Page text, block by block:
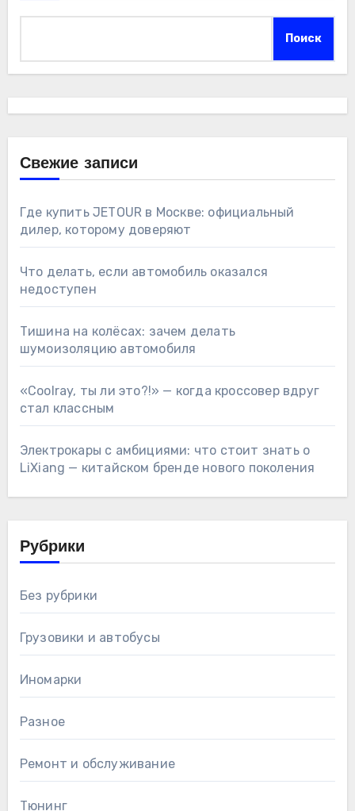
Поиск
Свежие записи
Где купить JETOUR в Москве: официальный
дилер, которому доверяют
Что делать, если автомобиль оказался
недоступен
Тишина на колёсах: зачем делать
шумоизоляцию автомобиля
«Coolray, ты ли это?!» — когда кроссовер вдруг
стал классным
Электрокары с амбициями: что стоит знать о
LiXiang — китайском бренде нового поколения
Рубрики
Без рубрики
Грузовики и автобусы
Иномарки
Разное
Ремонт и обслуживание
Тюнинг